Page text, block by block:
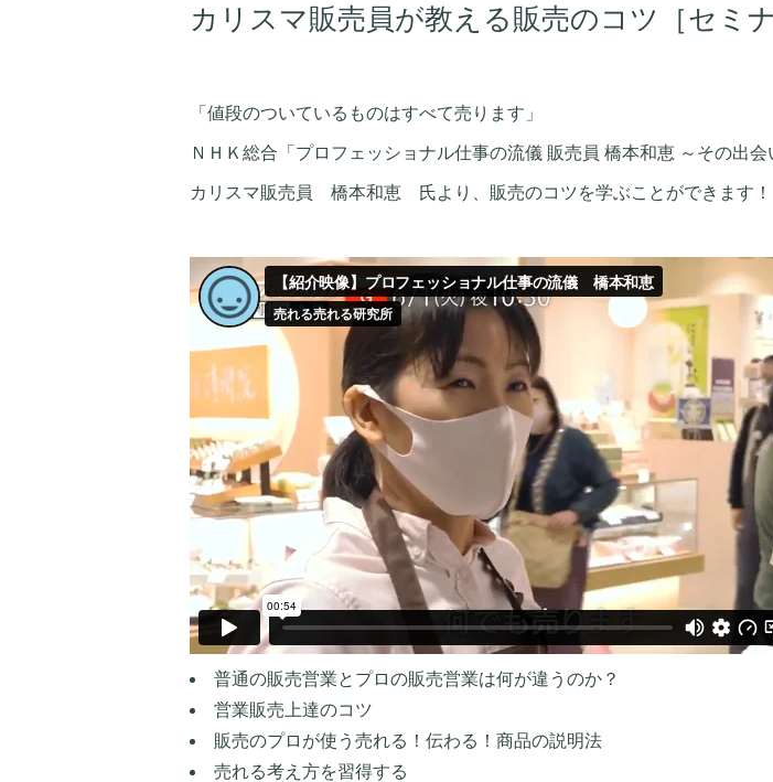
カリスマ販売員が教える販売のコツ［セミナ
「値段のついているものはすべて売ります」
ＮＨＫ総合「プロフェッショナル仕事の流儀 販売員 橋本和恵 ～その出
カリスマ販売員 橋本和恵 氏より、販売のコツを学ぶことができます！
普通の販売営業とプロの販売営業は何が違うのか？
営業販売上達のコツ
販売のプロが使う売れる！伝わる！商品の説明法
売れる考え方を習得する